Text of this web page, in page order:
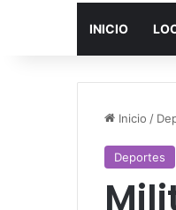
INICIO
Inicio /
Deportes